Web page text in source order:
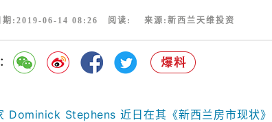
:2019-06-14 08:26 阅读: 来源:新西兰天维投资
Dominick Stephens 近日在其《新西兰房市现状